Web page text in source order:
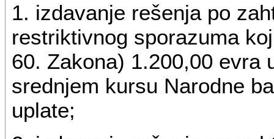
1. izdavanje rešenja po
restriktivnog sporazuma
60. Zakona) 1.200,00 evra
srednjem kursu Narodne
uplate;